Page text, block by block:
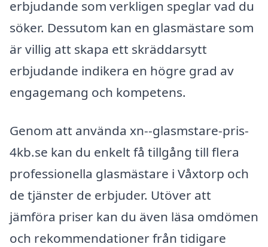
erbjudande som verkligen speglar vad du
söker. Dessutom kan en glasmästare som
är villig att skapa ett skräddarsytt
erbjudande indikera en högre grad av
engagemang och kompetens.
Genom att använda xn--glasmstare-pris-
4kb.se kan du enkelt få tillgång till flera
professionella glasmästare i Våxtorp och
de tjänster de erbjuder. Utöver att
jämföra priser kan du även läsa omdömen
och rekommendationer från tidigare